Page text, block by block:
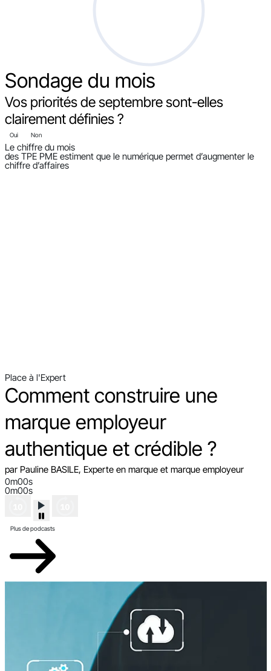
Sondage du mois
Vos priorités de septembre sont-elles
clairement définies ?
Oui Non
Le chiffre du mois
des TPE PME estiment que le numérique permet d’augmenter le
chiffre d’affaires
Place à l'Expert
Comment construire une
marque employeur
authentique et crédible ?
par Pauline BASILE, Experte en marque et marque employeur
0m00s
0m00s
Plus de podcasts